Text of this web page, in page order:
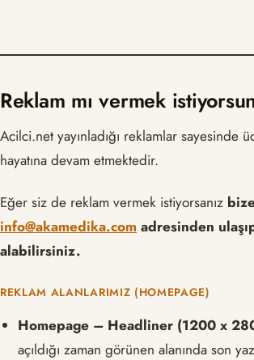
Reklam mı vermek
Acilci.net yayınladığı reklamlar sayesinde
hayatına devam etmektedir.
Eğer siz de reklam vermek istiyorsanız
info@akamedika.com adresinden
alabilirsiniz.
REKLAM ALANLARIMIZ (HOMEPAGE)
Homepage – Headliner (1200 x
açıldığı zaman görünen alanında son